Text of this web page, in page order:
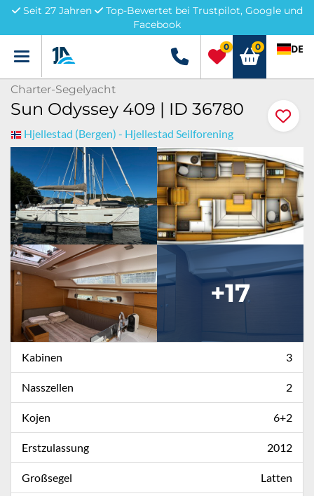
Seit 27 Jahren
Top-Bewertet bei Trustpilot, Google und
Facebook
Menü +49 5741 3222690
0 0 DE
Charter-Segelyacht
Sun Odyssey 409 | ID 36780
Hjellestad (Bergen) - Hjellestad Seilforening
+17
Kabinen 3
Nasszellen 2
Kojen 6+2
Erstzulassung 2012
Großsegel Latten